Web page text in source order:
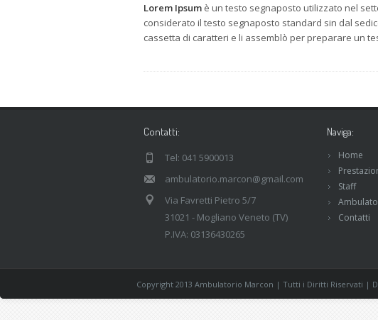
Lorem Ipsum è un testo segnaposto utilizzato nel
considerato il testo segnaposto standard sin dal
cassetta di caratteri e li assemblò per preparare un
Contatti:
Tel: 041 5900013
ambulatorio.marcon@gmail.com
Via Favretti Pietro 5/7
31021 - Mogliano Veneto (TV)
P.IVA: 03136430265
Naviga:
Home
Staff
Contatti
Copyright 2013 Ambulatorio Marcon | Tutti i Diritti Riservati |